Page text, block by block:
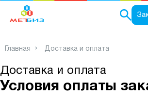
Главная Доставка и оплата
Доставка и оплата
Условия оплаты